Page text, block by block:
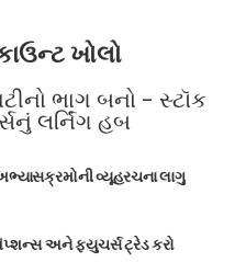
ખોલો
ભાગ બનો - સ્ટૉક
લર્નિંગ હબ
વ્યૂહરચના લાગુ
અને ફ્યુચર્સ ટ્રેડ કરો